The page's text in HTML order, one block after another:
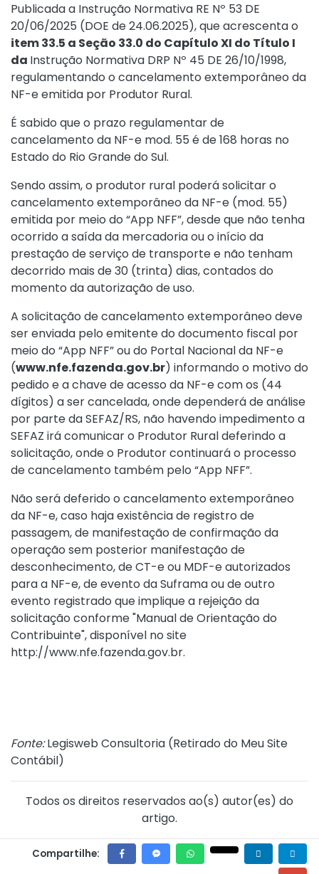
Publicada a Instrução Normativa RE Nº 53 DE
20/06/2025 (DOE de 24.06.2025), que acrescenta o
item 33.5 a Seção 33.0 do Capítulo XI do Título I
da Instrução Normativa DRP Nº 45 DE 26/10/1998,
regulamentando o cancelamento extemporâneo da
NF-e emitida por Produtor Rural.
É sabido que o prazo regulamentar de
cancelamento da NF-e mod. 55 é de 168 horas no
Estado do Rio Grande do Sul.
Sendo assim, o produtor rural poderá solicitar o
cancelamento extemporâneo da NF-e (mod. 55)
emitida por meio do “App NFF”, desde que não tenha
ocorrido a saída da mercadoria ou o início da
prestação de serviço de transporte e não tenham
decorrido mais de 30 (trinta) dias, contados do
momento da autorização de uso.
A solicitação de cancelamento extemporâneo deve
ser enviada pelo emitente do documento fiscal por
meio do “App NFF” ou do Portal Nacional da NF-e
(www.nfe.fazenda.gov.br) informando o motivo do
pedido e a chave de acesso da NF-e com os (44
dígitos) a ser cancelada, onde dependerá de análise
por parte da SEFAZ/RS, não havendo impedimento a
SEFAZ irá comunicar o Produtor Rural deferindo a
solicitação, onde o Produtor continuará o processo
de cancelamento também pelo “App NFF”.
Não será deferido o cancelamento extemporâneo
da NF-e, caso haja existência de registro de
passagem, de manifestação de confirmação da
operação sem posterior manifestação de
desconhecimento, de CT-e ou MDF-e autorizados
para a NF-e, de evento da Suframa ou de outro
evento registrado que implique a rejeição da
solicitação conforme "Manual de Orientação do
Contribuinte", disponível no site
http://www.nfe.fazenda.gov.br.
Fonte:Legisweb Consultoria (Retirado do Meu Site
Contábil)
Todos os direitos reservados ao(s) autor(es) do
artigo.
Compartilhe: